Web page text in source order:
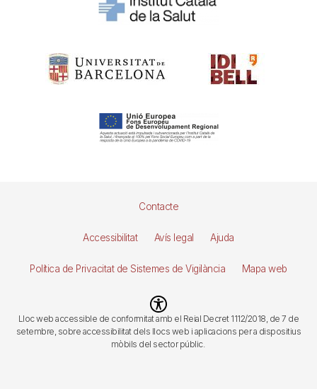
Contacte
Accessibilitat Avís legal Ajuda
Política de Privacitat de Sistemes de Vigilància Mapa web
Imagen
Lloc web accessible de conformitat amb el Reial Decret 1112/2018, de 7 de
setembre, sobre accessibilitat dels llocs web i aplicacions per a dispositius
mòbils del sector públic.